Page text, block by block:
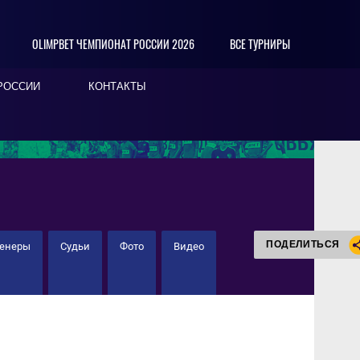
OLIMPBET ЧЕМПИОНАТ РОССИИ 2026 ВСЕ ТУРНИРЫ
КОНТАКТЫ
Судьи Фото Видео ПОДЕЛИТЬСЯ